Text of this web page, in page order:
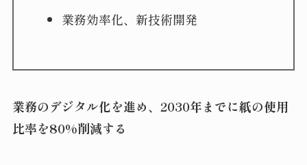
業務効率化、新技術開発
業務のデジタル化を進め、2030年までに紙の使用
比率を80%削減する